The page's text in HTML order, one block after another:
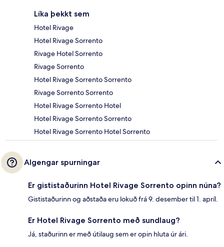
Líka þekkt sem
Hotel Rivage
Hotel Rivage Sorrento
Rivage Hotel Sorrento
Rivage Sorrento
Hotel Rivage Sorrento Sorrento
Rivage Sorrento Sorrento
Hotel Rivage Sorrento Hotel
Hotel Rivage Sorrento Sorrento
Hotel Rivage Sorrento Hotel Sorrento
Algengar spurningar
Er gististaðurinn Hotel Rivage Sorrento opinn núna?
Gististaðurinn og aðstaða eru lokuð frá 9. desember til 1. apríl.
Er Hotel Rivage Sorrento með sundlaug?
Já, staðurinn er með útilaug sem er opin hluta úr ári.